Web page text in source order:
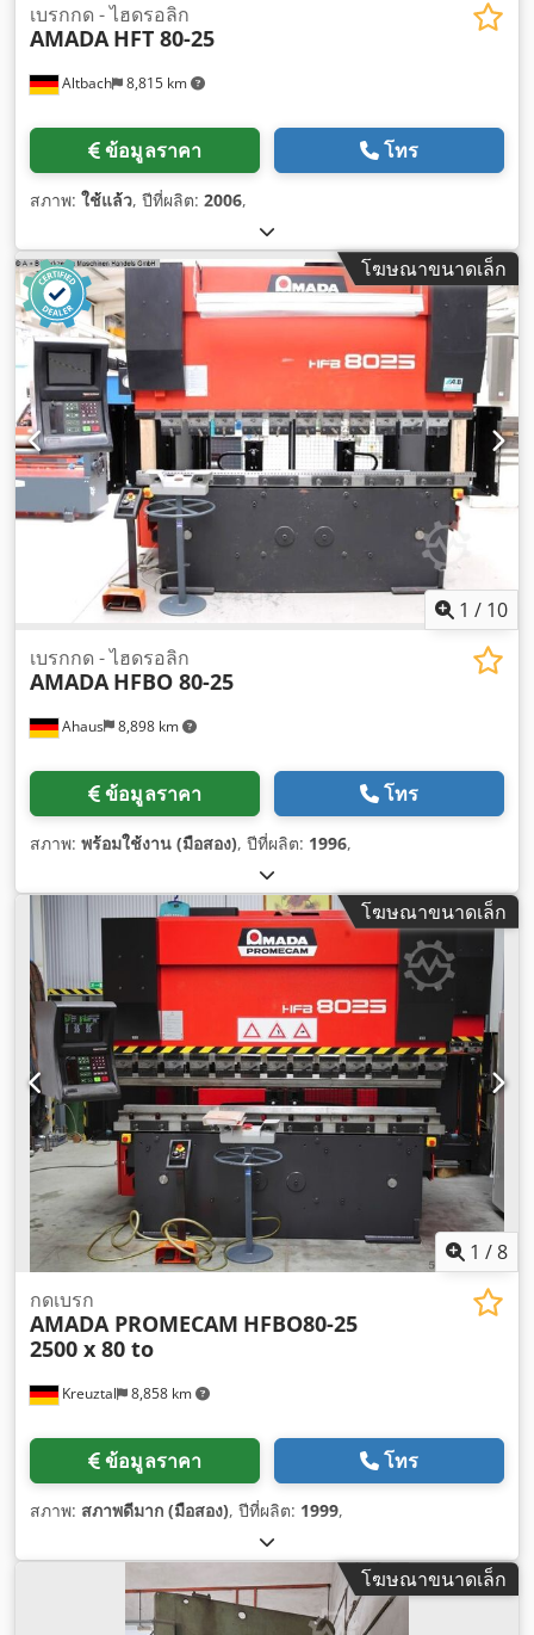
Altbach 8,815 km
เบรกกด - ไฮดรอลิก
AMADA HFT 80-25
ข้อมูลราคา โทร
สภาพ: ใช้แล้ว, ปีที่ผลิต: 2006,
โฆษณาขนาดเล็ก
1 / 10
Ahaus 8,898 km
เบรกกด - ไฮดรอลิก
AMADA HFBO 80-25
ข้อมูลราคา โทร
สภาพ: พร้อมใช้งาน (มือสอง), ปีที่ผลิต: 1996,
โฆษณาขนาดเล็ก
1 /8
Kreuztal 8,858 km
กดเบรก
AMADA PROMECAM HFBO80-25
2500 x 80 to
ข้อมูลราคา โทร
สภาพ: สภาพดีมาก (มือสอง), ปีที่ผลิต: 1999,
โฆษณาขนาดเล็ก